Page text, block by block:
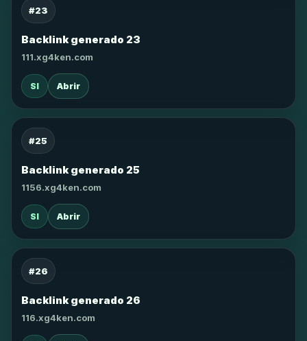
#23
Backlink generado 23
111.xg4ken.com
SI Abrir
#25
Backlink generado 25
1156.xg4ken.com
SI Abrir
#26
Backlink generado 26
116.xg4ken.com